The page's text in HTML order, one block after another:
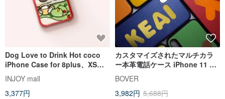
Dog Love to Drink Hot coco
iPhone Case for 8plus、XS、
XR、max、11 pro、11 max、
SE3
INJOY mall
3,377円
カスタマイズされたマルチカラ
ー本革電話ケース iPhone 11 Xs
Max Xr 8Plus Huawei
Samsung カップル
BOVER
3,982円 5,688円